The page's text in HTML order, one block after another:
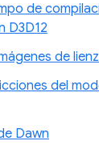
de
D3D12
de
del
Dawn